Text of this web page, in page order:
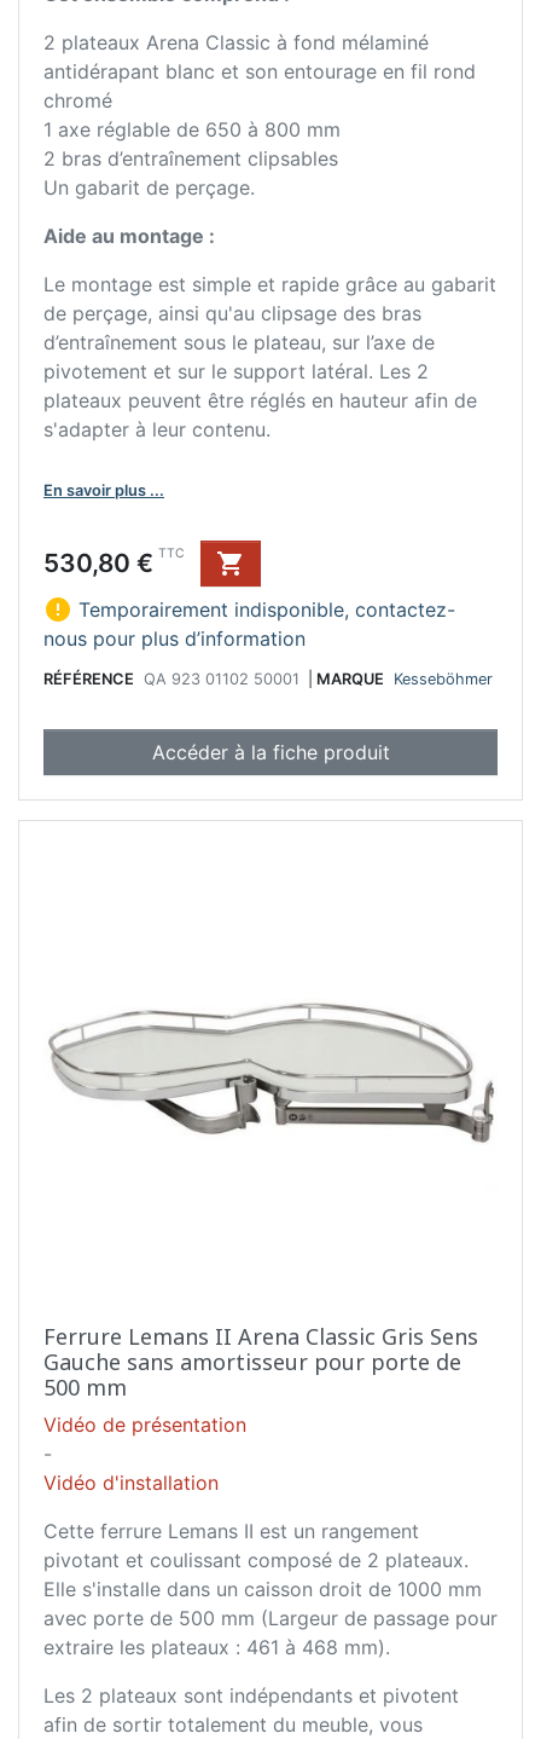
2 plateaux Arena Classic à fond mélaminé
antidérapant blanc et son entourage en fil rond
chromé
1 axe réglable de 650 à 800 mm
2 bras d’entraînement clipsables
Un gabarit de perçage.
Aide au montage :
Le montage est simple et rapide grâce au gabarit
de perçage, ainsi qu'au clipsage des bras
d’entraînement sous le plateau, sur l’axe de
pivotement et sur le support latéral. Les 2
plateaux peuvent être réglés en hauteur afin de
s'adapter à leur contenu.
En savoir plus ...
Prix
530,80 € TTC

 Temporairement indisponible, contactez-
nous pour plus d’information
RÉFÉRENCE QA 923 01102 50001 MARQUE Kesseböhmer
Accéder à la fiche produit
Ferrure Lemans II Arena Classic Gris Sens
Gauche sans amortisseur pour porte de
500 mm
Vidéo de présentation
-
Vidéo d'installation
Cette ferrure Lemans II est un rangement
pivotant et coulissant composé de 2 plateaux.
Elle s'installe dans un caisson droit de 1000 mm
avec porte de 500 mm (Largeur de passage pour
extraire les plateaux : 461 à 468 mm).
Les 2 plateaux sont indépendants et pivotent
afin de sortir totalement du meuble, vous